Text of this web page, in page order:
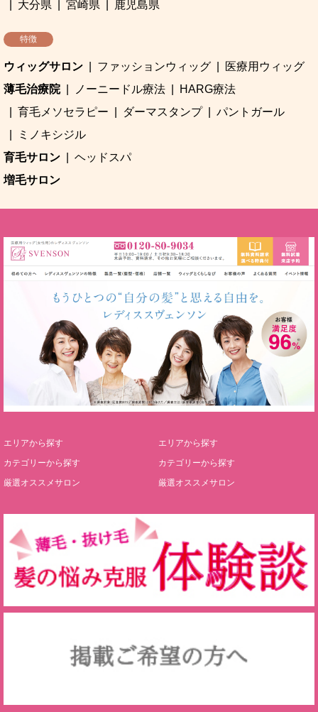
大分県
宮崎県 鹿児島県
特徴
ウィッグサロン ファッションウィッグ
医療用ウィッグ
薄毛治療院
ノーニードル療法
HARG療法
育毛メソセラピー
ダーマスタンプ
パントガール
ミノキシジル
育毛サロン
ヘッドスパ
増毛サロン
エリアから探す
カテゴリーから探す
厳選オススメサロン
エリアから探す
カテゴリーから探す
厳選オススメサロン